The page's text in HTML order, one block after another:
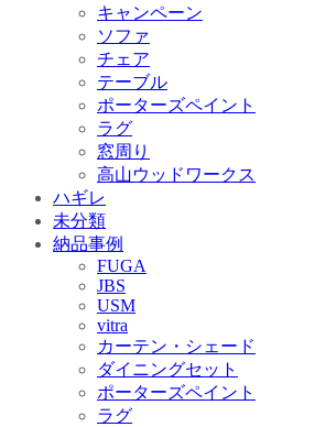
キャンペーン
ソファ
チェア
テーブル
ポーターズペイント
ラグ
窓周り
高山ウッドワークス
ハギレ
未分類
納品事例
FUGA
JBS
USM
vitra
カーテン・シェード
ダイニングセット
ポーターズペイント
ラグ